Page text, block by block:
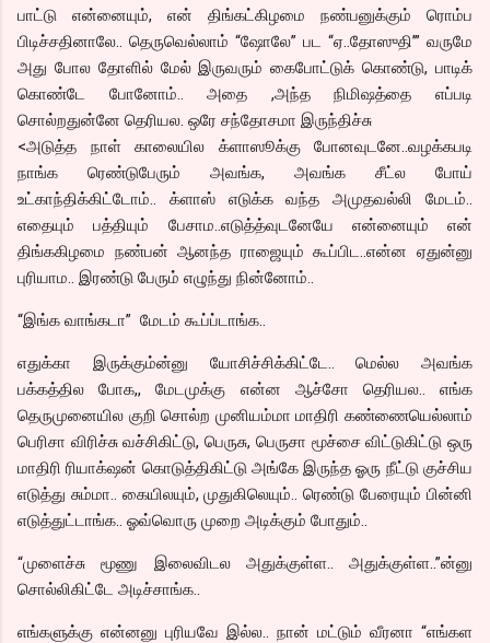
பாட்டு என்னையும், என் திங்கட்கிழமை நண்பனுக்கும் ரொம்ப
பிடிச்சதினாலே.. தெருவெல்லாம் “ஷோலே” பட “ஏ..தோஸுதி’” வருமே
அது போல தோளில் மேல் இருவரும் கைபோட்டுக் கொண்டு, பாடிக்
கொண்டே போனோம்.. அதை ,அந்த நிமிஷத்தை எப்படி
சொல்றதுன்னே தெரியல. ஒரே சந்தோசமா இருந்திச்சு
<அடுத்த நாள் காலையில க்ளாஸூக்கு போனவுடனே..வழக்கபடி
நாங்க ரெண்டுபேரும் அவங்க, அவங்க சீட்ல போய்
உட்காந்திக்கிட்டோம்.. க்ளாஸ் எடுக்க வந்த அமுதவல்லி மேடம்..
எதையும் பத்தியும் பேசாம..எடுத்த்வுடனேயே என்னையும் என்
திங்ககிழமை நண்பன் ஆனந்த ராஜையும் கூப்பிட..என்ன ஏதுன்னு
புரியாம.. இரண்டு பேரும் எழுந்து நின்னோம்..
“இங்க வாங்கடா” மேடம் கூப்ப்டாங்க..
எதுக்கா இருக்கும்ன்னு யோசிச்சிக்கிட்டே.. மெல்ல அவங்க
பக்கத்தில போக,, மேடமுக்கு என்ன ஆச்சோ தெரியல.. எங்க
தெருமுனையில குறி சொல்ற முனியம்மா மாதிரி கண்ணையெல்லாம்
பெரிசா விரிச்சு வச்சிகிட்டு, பெருசு, பெருசா மூச்சை விட்டுகிட்டு ஒரு
மாதிரி ரியாக்‌ஷன் கொடுத்திகிட்டு அங்கே இருந்த ஓரு நீட்டு குச்சிய
எடுத்து சும்மா.. கையிலயும், முதுகிலெயும்.. ரெண்டு பேரையும் பின்னி
எடுத்துட்டாங்க.. ஓவ்வொரு முறை அடிக்கும் போதும்..
“முளைச்சு மூணு இலைவிடல அதுக்குள்ள.. அதுக்குள்ள..”ன்னு
சொல்லிகிட்டே அடிச்சாங்க..
எங்களுக்கு என்னனு புரியவே இல்ல.. நான் மட்டும் வீரனா “எங்கள